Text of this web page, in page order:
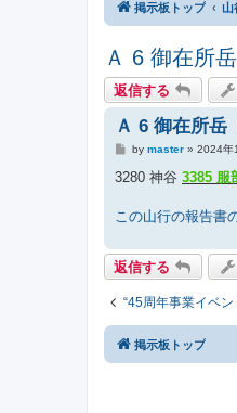
掲示板トップ 山
Ａ 6 御在所
返信する
Ａ 6 御在所岳
投
記
by master» 2024年
3280 神谷 3385 服
この山行の報告書
返信する
“45周年事業イベ
掲示板トップ